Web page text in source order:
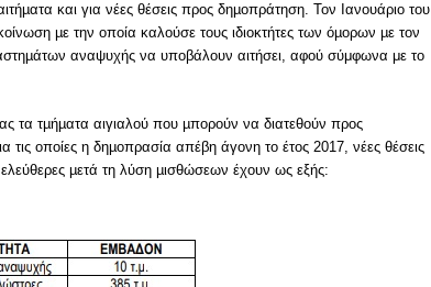
και για νέες θέσεις προς δηµοπράτηση. Τον Ιανουάριο του
µε την οποία καλούσε τους ιδιοκτήτες των όµορων µε τον
αναψυχής να υποβάλουν αιτήσει, αφού σύμφωνα με το
τα τµήµατα αιγιαλού που µπορούν να διατεθούν προς
τις οποίες η δηµοπρασία απέβη άγονη το έτος 2017, νέες θέσεις
µετά τη λύση µισθώσεων έχουν ως εξής: